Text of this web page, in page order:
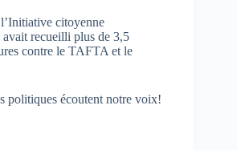
citoyenne
recueilli plus de 3,5
contre le TAFTA et le
politiques écoutent notre voix!